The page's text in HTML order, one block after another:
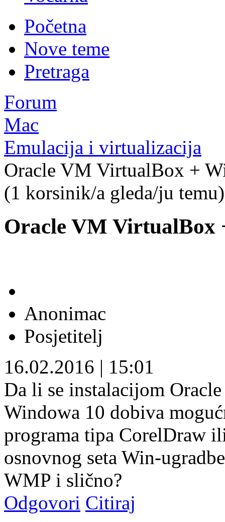
Početna
Nove teme
Pretraga
Forum
Mac
Emulacija i virtualizacija
Oracle VM VirtualBox +
(1 korsinik/a gleda/ju
Oracle VM VirtualBox
Anonimac
Posjetitelj
16.02.2016 | 15:01
Da li se instalacijom
Windowa 10 dobiva
programa tipa CorelDraw
osnovnog seta Win-
WMP i slično?
Odgovori Citiraj